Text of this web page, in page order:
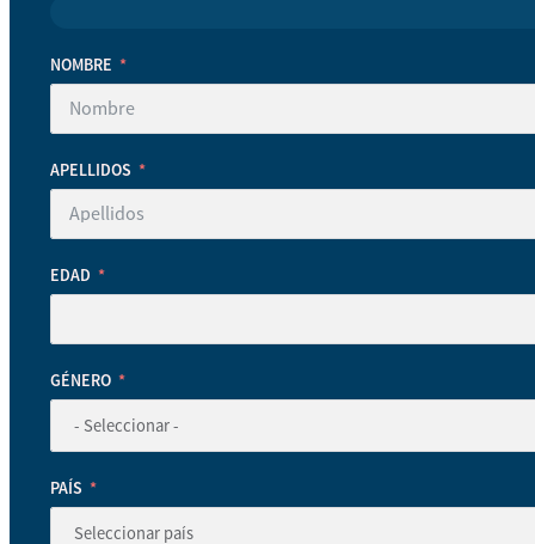
NOMBRE
APELLIDOS
EDAD
GÉNERO
PAÍS